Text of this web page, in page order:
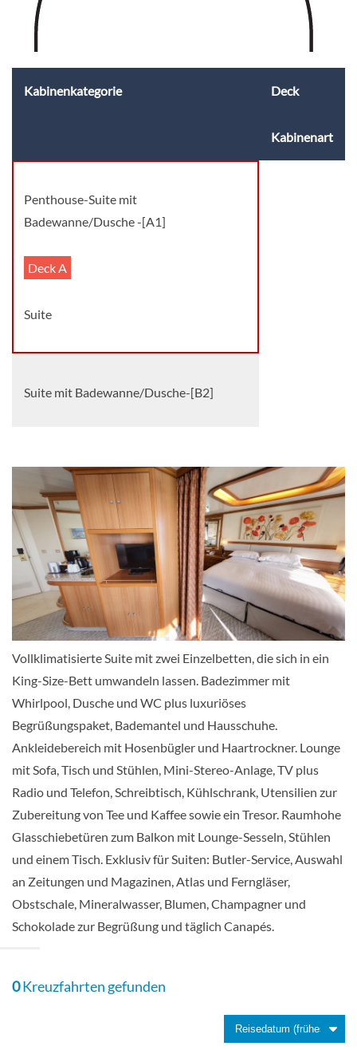
Kabinenkategorie Deck
Kabinenart
Penthouse-Suite mit
Badewanne/Dusche -[A1]
Deck A
Suite
Suite mit Badewanne/Dusche-[B2]
Suite
Suite mit Badewanne/Dusche-[B4]
Deck A
Suite
Suite mit Badewanne/Dusche-[B5]
Deck E
Suite mit Badewanne/Dusche-[BE]
Suite
Vollklimatisierte Suite mit zwei Einzelbetten, die sich in ein
King-Size-Bett umwandeln lassen. Badezimmer mit
Whirlpool, Dusche und WC plus luxuriöses
Begrüßungspaket, Bademantel und Hausschuhe.
Ankleidebereich mit Hosenbügler und Haartrockner. Lounge
mit Sofa, Tisch und Stühlen, Mini-Stereo-Anlage, TV plus
Radio und Telefon, Schreibtisch, Kühlschrank, Utensilien zur
Zubereitung von Tee und Kaffee sowie ein Tresor. Raumhohe
Glasschiebetüren zum Balkon mit Lounge-Sesseln, Stühlen
und einem Tisch. Exklusiv für Suiten: Butler-Service, Auswahl
an Zeitungen und Magazinen, Atlas und Ferngläser,
Obstschale, Mineralwasser, Blumen, Champagner und
Schokolade zur Begrüßung und täglich Canapés.
0Kreuzfahrten gefunden